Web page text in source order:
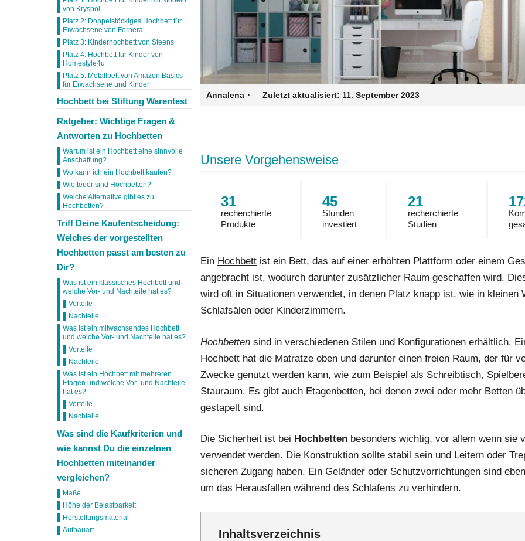
Annalena · Zuletzt aktualisiert: 11. September 2023
Unsere Vorgehensweise
31
recherchierte
Produkte
45
Stunden
investiert
21
recherchierte
Studien
Ein Hochbett ist ein Bett, das auf einer erhöhten Plattform oder einem
angebracht ist, wodurch darunter zusätzlicher Raum geschaffen wird.
wird oft in Situationen verwendet, in denen Platz knapp ist, wie in kleinen
Schlafsälen oder Kinderzimmern.
Hochbetten sind in verschiedenen Stilen und Konfigurationen erhältlich.
Hochbett hat die Matratze oben und darunter einen freien Raum, der für
Zwecke genutzt werden kann, wie zum Beispiel als Schreibtisch,
Stauraum. Es gibt auch Etagenbetten, bei denen zwei oder mehr Betten
gestapelt sind.
Die Sicherheit ist bei Hochbetten besonders wichtig, vor allem wenn sie
verwendet werden. Die Konstruktion sollte stabil sein und Leitern oder
sicheren Zugang haben. Ein Geländer oder Schutzvorrichtungen sind
um das Herausfallen während des Schlafens zu verhindern.
Inhaltsverzeichnis
von Kryspol
Platz 2: Doppelstöckiges Hochbett für
Erwachsene von Fornera
Platz 3: Kinderhochbett von Steens
Platz 4: Hochbett für Kinder von
Homestyle4u
Platz 5: Metallbett von Amazon Basics
für Erwachsene und Kinder
Hochbett bei Stiftung Warentest
Ratgeber: Wichtige Fragen &
Antworten zu Hochbetten
Warum ist ein Hochbett eine sinnvolle
Anschaffung?
Wo kann ich ein Hochbett kaufen?
Wie teuer sind Hochbetten?
Welche Alternative gibt es zu
Hochbetten?
Triff Deine Kaufentscheidung:
Welches der vorgestellten
Hochbetten passt am besten zu
Dir?
Was ist ein klassisches Hochbett und
welche Vor- und Nachteile hat es?
Vorteile
Nachteile
Was ist ein mitwachsendes Hochbett
und welche Vor- und Nachteile hat es?
Vorteile
Nachteile
Was ist ein Hochbett mit mehreren
Etagen und welche Vor- und Nachteile
hat es?
Vorteile
Nachteile
Was sind die Kaufkriterien und
wie kannst Du die einzelnen
Hochbetten miteinander
vergleichen?
Maße
Höhe der Belastbarkeit
Herstellungsmaterial
Aufbauart